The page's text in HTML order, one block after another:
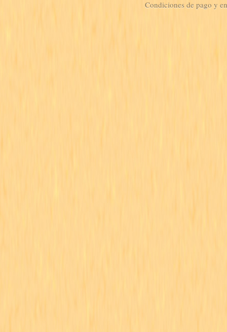
Condiciones de pago y